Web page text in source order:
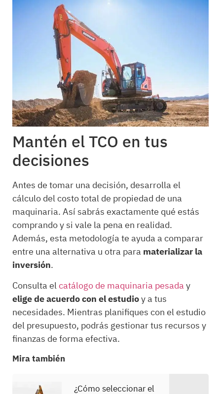
Mantén el TCO en tus
decisiones
Antes de tomar una decisión, desarrolla el
cálculo del costo total de propiedad de una
maquinaria. Así sabrás exactamente qué estás
comprando y si vale la pena en realidad.
Además, esta metodología te ayuda a comparar
entre una alternativa u otra para materializar la
inversión.
Consulta elcatálogo de maquinaria pesaday
elige de acuerdo con el estudioy a tus
necesidades. Mientras planifiques con el estudio
del presupuesto, podrás gestionar tus recursos y
finanzas de forma efectiva.
Mira también
¿Cómo seleccionar el